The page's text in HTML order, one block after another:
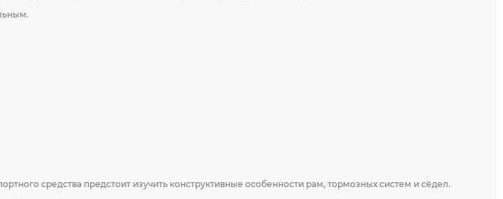
средства предстоит изучить конструктивные особенности рам, тормозных систем и сёдел.